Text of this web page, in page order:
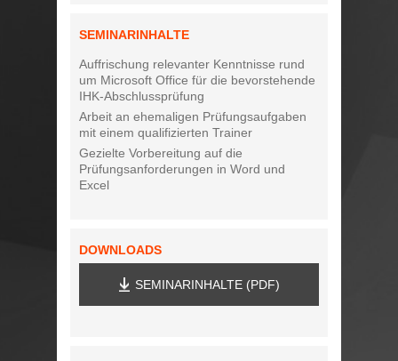
SEMINARINHALTE
Auffrischung relevanter Kenntnisse rund
um Microsoft Office für die bevorstehende
IHK-Abschlussprüfung
Arbeit an ehemaligen Prüfungsaufgaben
mit einem qualifizierten Trainer
Gezielte Vorbereitung auf die
Prüfungsanforderungen in Word und
Excel
DOWNLOADS
SEMINARINHALTE (PDF)